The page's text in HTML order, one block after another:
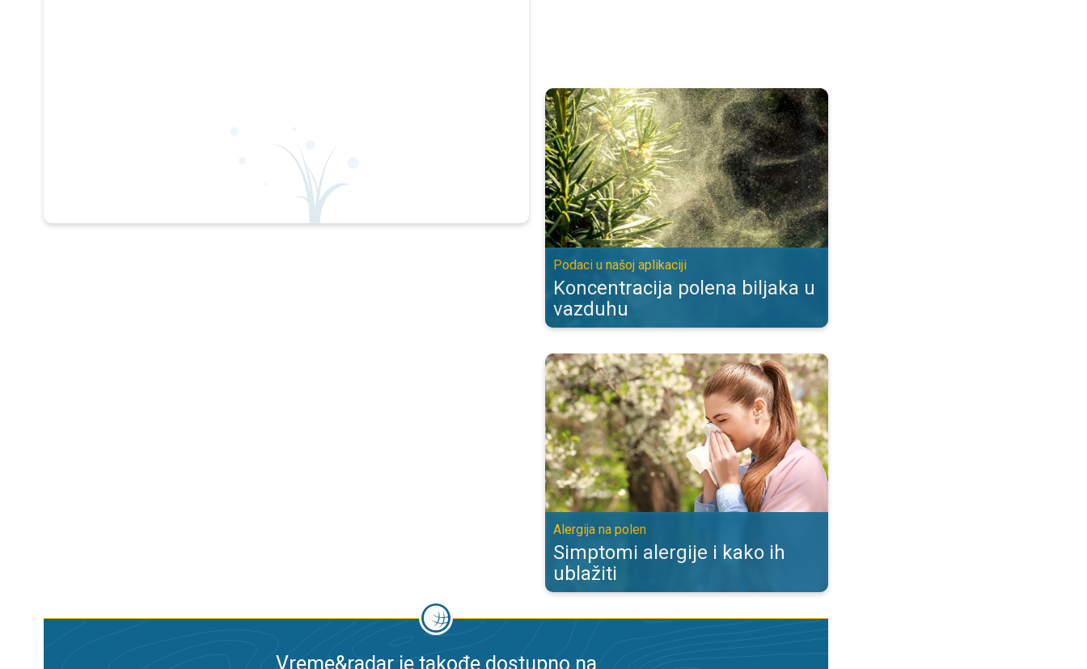
Koncentracija polena biljaka u vazduhu. Podaci u našoj aplikaciji. . .
Podaci u našoj aplikaciji
Koncentracija polena biljaka u
vazduhu
Simptomi alergije i kako ih ublažiti. Alergija na polen. . .
Alergija na polen
Simptomi alergije i kako ih
ublažiti
Vreme&radar je takođe dostupno na